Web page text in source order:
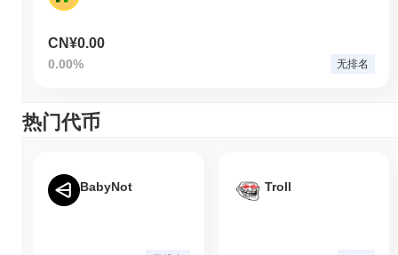
CN¥0.00
0.00% 无排名
热门代币
BabyNot Troll